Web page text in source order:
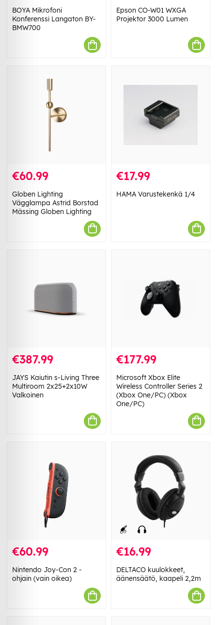
BOYA Mikrofoni
Konferenssi Langaton BY-
BMW700
Epson CO-W01 WXGA
Projektor 3000 Lumen
€60.99
Globen Lighting
Vägglampa Astrid Borstad
Mässing Globen Lighting
€17.99
HAMA Varustekenkä 1/4
€387.99
JAYS Kaiutin s-Living Three
Multiroom 2x25+2x10W
Valkoinen
€177.99
Microsoft Xbox Elite
Wireless Controller Series 2
(Xbox One/PC) (Xbox
One/PC)
€60.99
Nintendo Joy-Con 2 -
ohjain (vain oikea)
€16.99
DELTACO kuulokkeet,
äänensäätö, kaapeli 2,2m